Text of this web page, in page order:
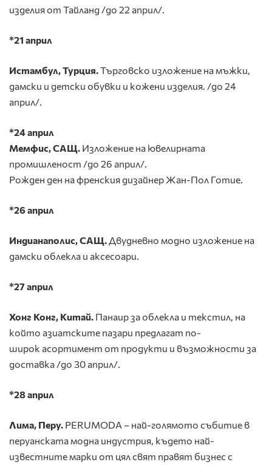
изделия от Тайланд /до 22 април/.
*21 април
Истамбул, Турция.Търговско изложение на мъжки,
дамски и детски обувки и кожени изделия. /до 24
април/.
*24 април
Мемфис, САЩ. Изложение на ювелирната
промишленост /до 26 април/.
Рожден ден на френския дизайнер Жан-Пол Готие.
*26 април
Индианаполис, САЩ. Двудневно модно изложение на
дамски облекла и аксесоари.
*27 април
Хонг Конг, Китай. Панаир за облекла и текстил, на
който азиатските пазари предлагат по-
широк асортимент от продукти и възможности за
доставка /до 30 април/.
*28 април
Лима, Перу. PERUMODA – най-голямото събитие в
перуанската модна индустрия, където най-
известните марки от цял свят правят бизнес с